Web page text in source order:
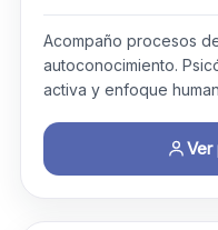
Acompaño procesos
autoconocimiento.
activa y enfoque
Ver